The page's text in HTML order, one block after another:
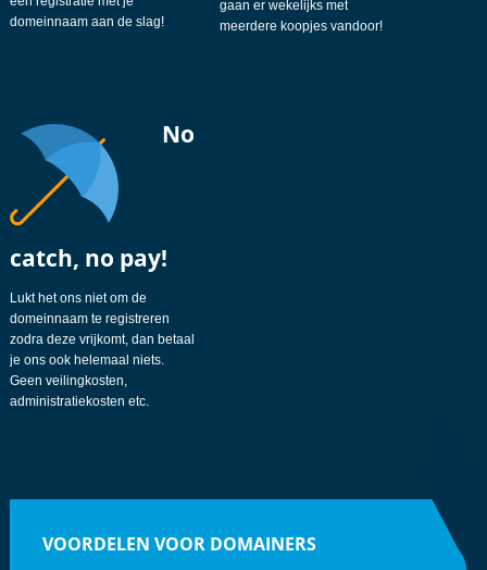
domeinnaam aan de slag!
gaan er wekelijks met
meerdere koopjes vandoor!
No
catch, no pay!
Lukt het ons niet om de
domeinnaam te registreren
zodra deze vrijkomt, dan betaal
je ons ook helemaal niets.
Geen veilingkosten,
administratiekosten etc.
VOORDELEN VOOR DOMAINERS